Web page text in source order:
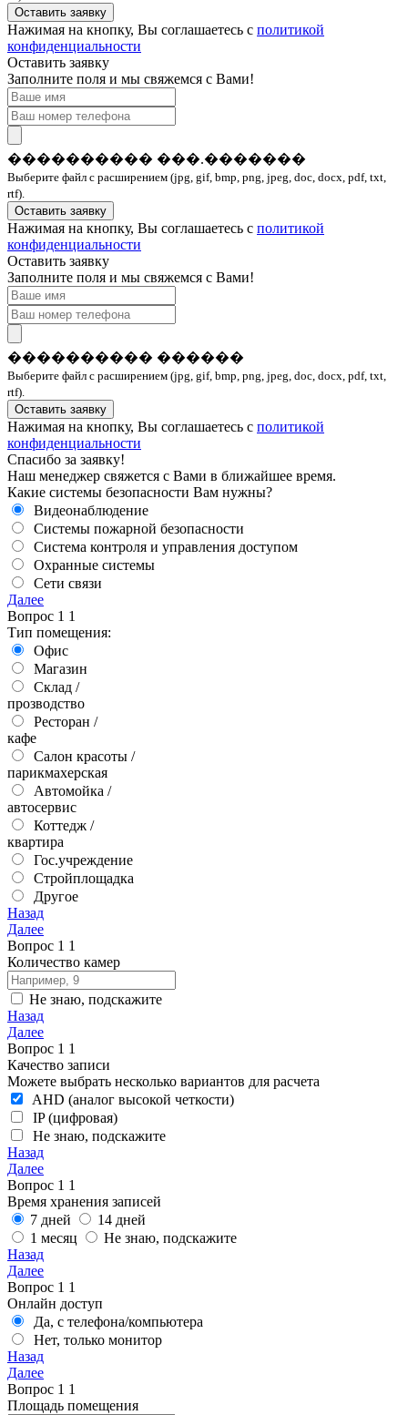
Оставить заявку
Нажимая на кнопку, Вы соглашаетесь с политикой
конфиденциальности
Оставить заявку
Заполните поля и мы свяжемся с Вами!
���������� ���.�������
Выберите файл с расширением (jpg, gif, bmp, png, jpeg, doc, docx, pdf, txt,
rtf).
Оставить заявку
Нажимая на кнопку, Вы соглашаетесь с политикой
конфиденциальности
Оставить заявку
Заполните поля и мы свяжемся с Вами!
���������� ������
Выберите файл с расширением (jpg, gif, bmp, png, jpeg, doc, docx, pdf, txt,
rtf).
Оставить заявку
Нажимая на кнопку, Вы соглашаетесь с политикой
конфиденциальности
Спасибо за заявку!
Наш менеджер свяжется с Вами в ближайшее время.
Какие системы безопасности Вам нужны?
Видеонаблюдение
Системы пожарной безопасности
Система контроля и управления доступом
Охранные системы
Сети связи
Далее
Вопрос 1 1
Тип помещения:
Офис
Магазин
Склад /
прозводство
Ресторан /
кафе
Салон красоты /
парикмахерская
Автомойка /
автосервис
Коттедж /
квартира
Гос.учреждение
Стройплощадка
Другое
Назад
Далее
Вопрос 1 1
Количество камер
Не знаю, подскажите
Назад
Далее
Вопрос 1 1
Качество записи
Можете выбрать несколько вариантов для расчета
AHD (аналог высокой четкости)
IP (цифровая)
Не знаю, подскажите
Назад
Далее
Вопрос 1 1
Время хранения записей
7 дней
14 дней
1 месяц
Не знаю, подскажите
Назад
Далее
Вопрос 1 1
Онлайн доступ
Да, с телефона/компьютера
Нет, только монитор
Назад
Далее
Вопрос 1 1
Площадь помещения